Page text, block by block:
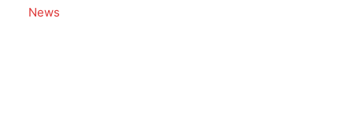
In relation to
News